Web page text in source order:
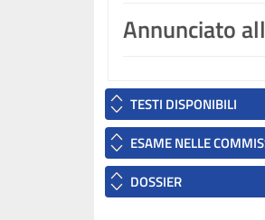
Annunciato
TESTI DISPONIBILI
ESAME NELLE
DOSSIER